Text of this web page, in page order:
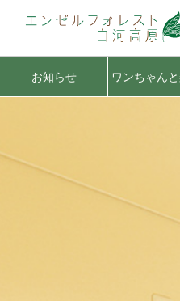
お知らせ ワンちゃん